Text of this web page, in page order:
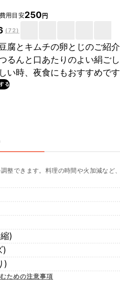
費用目安250円
(72)
腐とキムチの卵とじのご紹
るんと口あたりのよい絹ご
い時、夜食にもおすすめで
る
整できます。料理の時間や火加減など
)
)
)
ための注意事項